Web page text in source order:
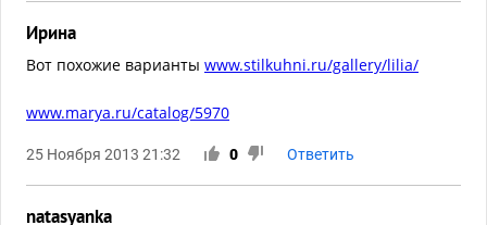
Ирина
Вот похожие варианты www.stilkuhni.ru/gallery/lilia/
www.marya.ru/catalog/5970
25 Ноября 2013 21:32 0 Ответить
natasyanka